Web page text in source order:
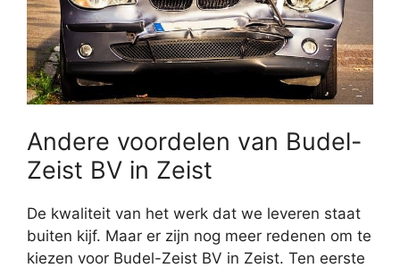
Andere voordelen van Budel-
Zeist BV in Zeist
De kwaliteit van het werk dat we leveren staat
buiten kijf. Maar er zijn nog meer redenen om te
kiezen voor Budel-Zeist BV in Zeist. Ten eerste